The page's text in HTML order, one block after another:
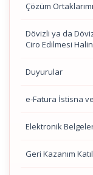
Çözüm
Dövizli ya da
Ciro Edilmesi
Duyurular
e-Fatura İstisna
Elektronik
Geri Kazanım